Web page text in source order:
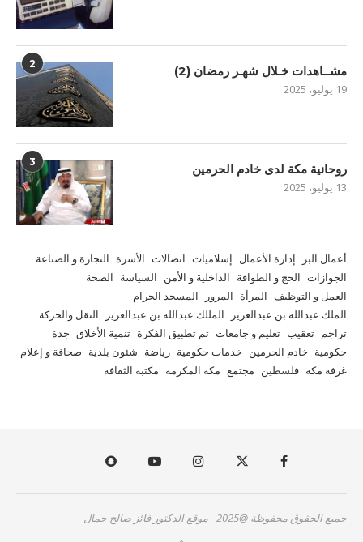
2 مشــاهدات خـلال شهـر رمضان (2)
19 يوليو، 2025
3 روحانية مكة لدى خادم الحرمين
13 يوليو، 2025
أعمال البر إدارة الأعمال إسلاميات اتصالات الأسرة التجارة و الصناعة
الجوازات الحج و الطوافة الداخلية و الأمن السياسة الصحة
العمل و التوظيف المرأة المرور
المسجد الحرام
الملك عبدالله بن عبدالعزيز
المللك عبدالله بن عبدالعزيز
النقل والحركة
تراجم تعقيب تعليم و جامعات تم تطبيق الفكرة تنمية الأخلاق جدة
حكومية خادم الحرمين خدمات حكومية رياضة شئون بلدية صحافة و إعلام
غرفة مكة فلسطين مجتمع مكة المكرمة مكتبة الثقافة
جميع الحقوق محفوظة @2025 - موقع الدكتور فائز صالح جمال